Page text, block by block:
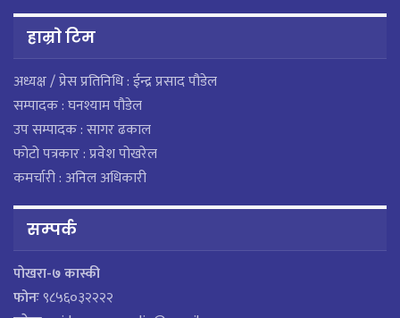
हाम्राे टिम
अध्यक्ष / प्रेस प्रतिनिधि : ईन्द्र प्रसाद पौडेल
सम्पादक : घनश्याम पौडेल
उप सम्पादक : सागर ढकाल
फोटो पत्रकार : प्रवेश पोखरेल
कमर्चारी : अनिल अधिकारी
सम्पर्क
पाेखरा-७ कास्की
फोनः९८५६०३२२२२